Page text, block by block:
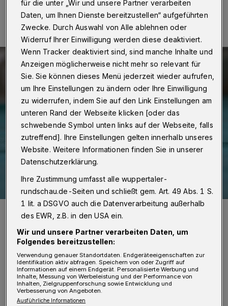
Symbolbild.
Foto: Christoph Petersen
I nsgesamt wurden Daten von mehr als
7.800 Kindern ausgewertet, die im
für die unter „Wir und unsere Partner verarbeiten
Daten, um Ihnen Dienste bereitzustellen“ aufgeführten
Zwecke. Durch Auswahl von Alle ablehnen oder
Widerruf Ihrer Einwilligung werden diese deaktiviert.
Wenn Tracker deaktiviert sind, sind manche Inhalte und
Anzeigen möglicherweise nicht mehr so relevant für
Sie. Sie können dieses Menü jederzeit wieder aufrufen,
um Ihre Einstellungen zu ändern oder Ihre Einwilligung
zu widerrufen, indem Sie auf den Link Einstellungen am
unteren Rand der Webseite klicken [oder das
schwebende Symbol unten links auf der Webseite, falls
zutreffend]. Ihre Einstellungen gelten innerhalb unseres
Website. Weitere Informationen finden Sie in unserer
Datenschutzerklärung.
Ihre Zustimmung umfasst alle wuppertaler-
rundschau.de-Seiten und schließt gem. Art. 49 Abs. 1 S.
1 lit. a DSGVO auch die Datenverarbeitung außerhalb
des EWR, z.B. in den USA ein.
Wir und unsere Partner verarbeiten Daten, um
Folgendes bereitzustellen:
Verwendung genauer Standortdaten. Endgeräteeigenschaften zur
Identifikation aktiv abfragen. Speichern von oder Zugriff auf
Informationen auf einem Endgerät. Personalisierte Werbung und
Inhalte, Messung von Werbeleistung und der Performance von
Inhalten, Zielgruppenforschung sowie Entwicklung und
Verbesserung von Angeboten.
Ausführliche Informationen